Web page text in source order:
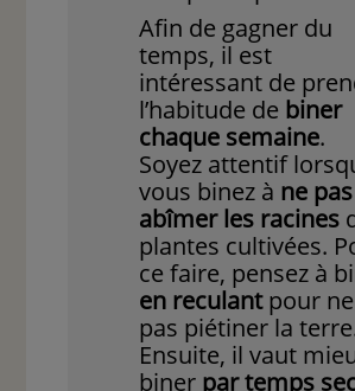
Afin de gagner du
temps, il est
intéressant de
l’habitude de biner
chaque semaine.
Soyez attentif
vous binez à ne pas
abîmer les racines
plantes cultivées.
ce faire, pensez à
en reculantpour ne
pas piétiner la
Ensuite, il vaut
biner par temps